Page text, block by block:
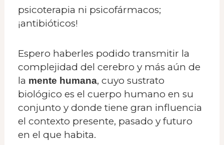
psicoterapia ni psicofármacos;
¡antibióticos!
Espero haberles podido transmitir la
complejidad del cerebro y más aún de
la mente humana, cuyo sustrato
biológico es el cuerpo humano en su
conjunto y donde tiene gran influencia
el contexto presente, pasado y futuro
en el que habita.